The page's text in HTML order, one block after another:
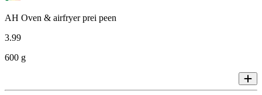
AH Oven & airfryer prei peen
3.99
600 g